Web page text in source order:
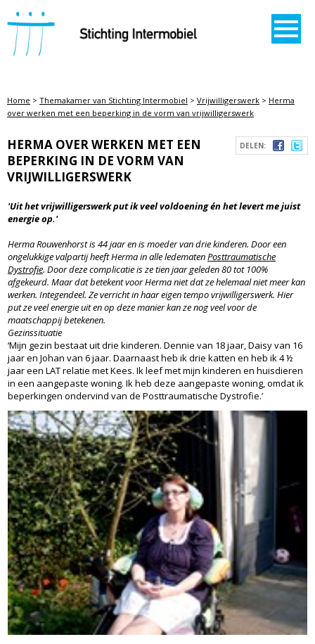
STICHTING INTERMOBIEL
Home > Themakamer van Stichting Intermobiel > Vrijwilligerswerk > Herma
over werken met een beperking in de vorm van vrijwilligerswerk
DELEN:
HERMA OVER WERKEN MET EEN
BEPERKING IN DE VORM VAN
VRIJWILLIGERSWERK
'Uit het vrijwilligerswerk put ik veel voldoening én het levert me juist
energie op.'
Herma Rouwenhorst is 44 jaar en is moeder van drie kinderen. Door een
ongelukkige valpartij heeft Herma in alle ledematenPosttraumatische
Dystrofie. Door deze complicatie is ze tien jaar geleden 80 tot 100%
afgekeurd. Maar dat betekent voor Herma niet dat ze helemaal niet meer kan
werken. Integendeel. Ze verricht in haar eigen tempo vrijwilligerswerk. Hier
put ze veel energie uit en op deze manier kan ze nog veel voor de
maatschappij betekenen.
Gezinssituatie
‘Mijn gezin bestaat uit drie kinderen. Dennie van 18 jaar, Daisy van 16
jaar en Johan van 6 jaar. Daarnaast heb ik drie katten en heb ik 4 ½
jaar een LAT relatie met Kees. Ik leef met mijn kinderen en huisdieren
in een aangepaste woning. Ik heb deze aangepaste woning, omdat ik
beperkingen ondervind van de Posttraumatische Dystrofie.’